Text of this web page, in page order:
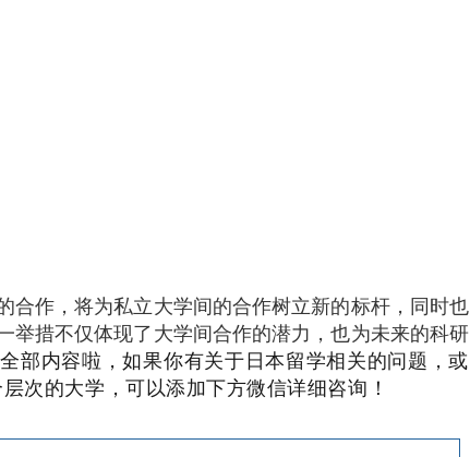
合作，将为私立大学间的合作树立新的标杆，同时也
举措不仅体现了大学间合作的潜力，也为未来的科研
部内容啦，如果你有关于日本留学相关的问题，或
次的大学，可以添加下方微信详细咨询！